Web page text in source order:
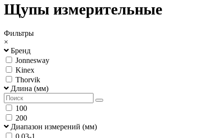
Щупы измерительные
Фильтры
×
Бренд
Jonnesway
Kinex
Thorvik
Длина (мм)
100
200
Диапазон измерений (мм)
0,03-1